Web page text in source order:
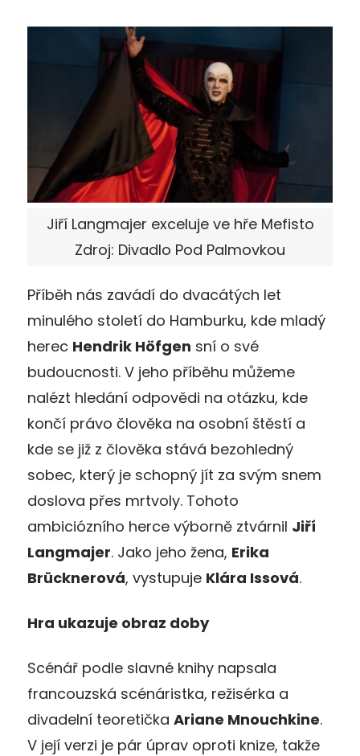
Jiří Langmajer exceluje ve hře Mefisto
Zdroj: Divadlo Pod Palmovkou
Příběh nás zavádí do dvacátých let
minulého století do Hamburku, kde mladý
herec Hendrik Höfgen sní o své
budoucnosti. V jeho příběhu můžeme
nalézt hledání odpovědi na otázku, kde
končí právo člověka na osobní štěstí a
kde se již z člověka stává bezohledný
sobec, který je schopný jít za svým snem
doslova přes mrtvoly. Tohoto
ambiciózního herce výborně ztvárnil Jiří
Langmajer. Jako jeho žena, Erika
Brücknerová, vystupuje Klára Issová.
Hra ukazuje obraz doby
Scénář podle slavné knihy napsala
francouzská scénáristka, režisérka a
divadelní teoretička Ariane Mnouchkine.
V její verzi je pár úprav oproti knize, takže